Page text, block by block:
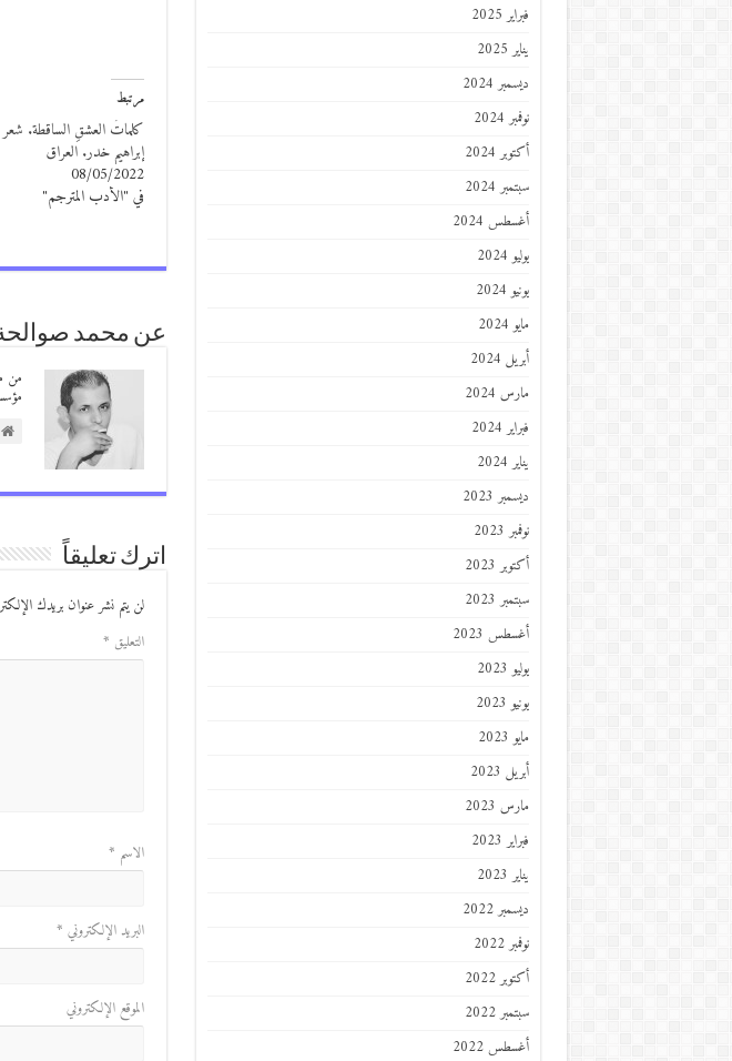
مرتبط
كلماتُ العشقِ الساقطة.
إبراهيم خدر. العراق
08/05/2022
في "الأدب المترجم"
عن محمد
اترك تعليقاً
لن يتم نشر عنوان بريدك
التعليق *
الاسم *
البريد الإلكتروني *
الموقع الإلكتروني
فبراير 2025
يناير 2025
ديسمبر 2024
نوفمبر 2024
أكتوبر 2024
سبتمبر 2024
أغسطس 2024
يوليو 2024
يونيو 2024
مايو 2024
أبريل 2024
مارس 2024
فبراير 2024
يناير 2024
ديسمبر 2023
نوفمبر 2023
أكتوبر 2023
سبتمبر 2023
أغسطس 2023
يوليو 2023
يونيو 2023
مايو 2023
أبريل 2023
مارس 2023
فبراير 2023
يناير 2023
ديسمبر 2022
نوفمبر 2022
أكتوبر 2022
سبتمبر 2022
أغسطس 2022